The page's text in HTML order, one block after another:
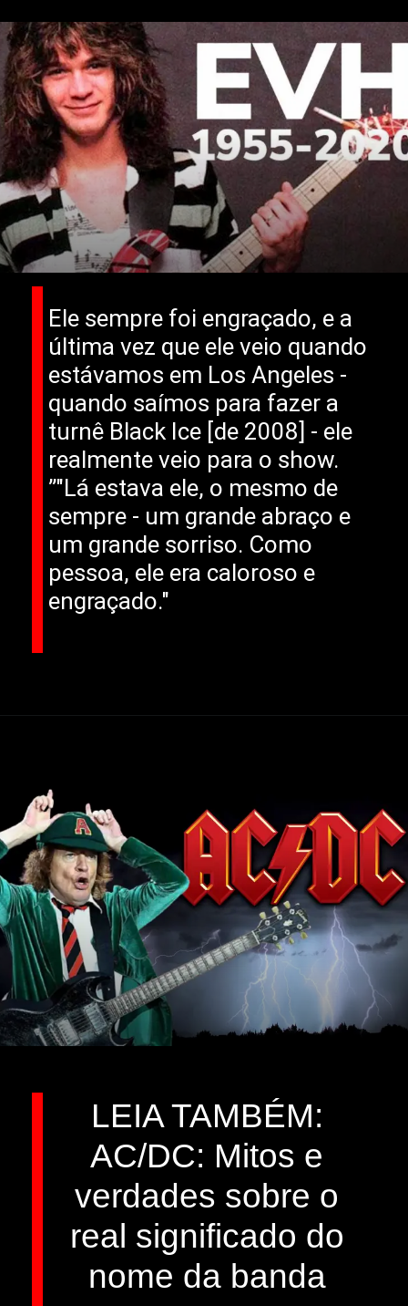
Ele sempre foi engraçado, e a
última vez que ele veio quando
estávamos em Los Angeles -
quando saímos para fazer a
turnê Black Ice [de 2008] - ele
realmente veio para o show.
”"Lá estava ele, o mesmo de
sempre - um grande abraço e
um grande sorriso. Como
pessoa, ele era caloroso e
engraçado."
LEIA TAMBÉM:
AC/DC: Mitos e
verdades sobre o
real significado do
nome da banda